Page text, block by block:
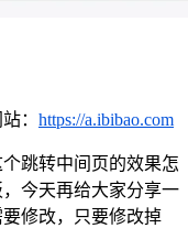
： https://a.ibibao.com
跳转中间页的效果怎
今天再给大家分享一
修改，只要修改掉